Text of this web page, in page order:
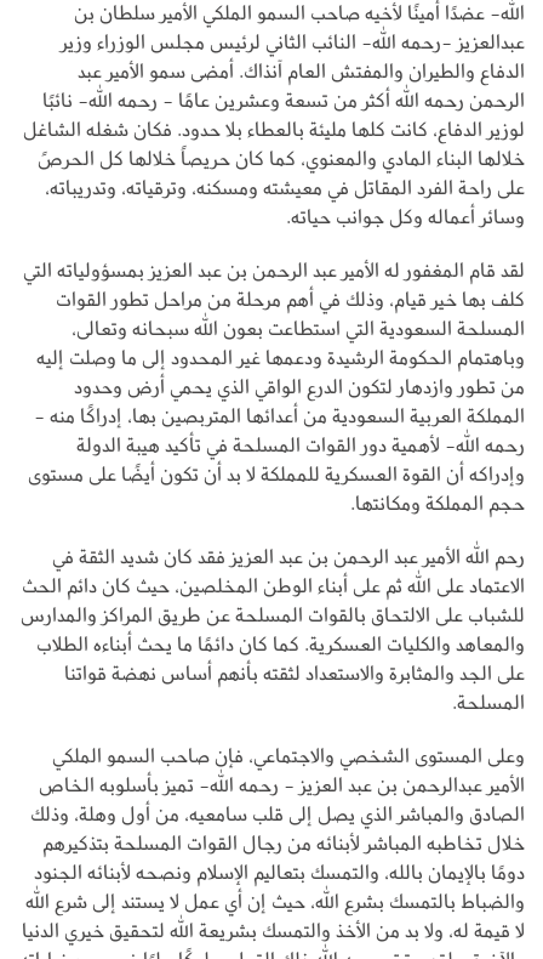
الله- عضدًا أمينًا لأخيه صاحب السمو الملكي الأمير سلطان بن
عبدالعزيز -رحمه الله- النائب الثاني لرئيس مجلس الوزراء وزير
الدفاع والطيران والمفتش العام آنذاك. أمضى سمو الأمير عبد
الرحمن رحمه الله أكثر من تسعة وعشرين عامًا - رحمه الله- نائبًا
لوزير الدفاع، كانت كلها مليئة بالعطاء بلا حدود. فكان شغله الشاغل
خلالها البناء المادي والمعنوي، كما كان حريصاً خلالها كل الحرصً
على راحة الفرد المقاتل في معيشته ومسكنه، وترقياته، وتدريباته،
وسائر أعماله وكل جوانب حياته.
لقد قام المغفور له الأمير عبد الرحمن بن عبد العزيز بمسؤولياته التي
كلف بها خير قيام، وذلك في أهم مرحلة من مراحل تطور القوات
المسلحة السعودية التي استطاعت بعون الله سبحانه وتعالى،
وباهتمام الحكومة الرشيدة ودعمها غير المحدود إلى ما وصلت إليه
من تطور وازدهار لتكون الدرع الواقي الذي يحمي أرض وحدود
المملكة العربية السعودية من أعدائها المتربصين بها، إدراكًا منه -
رحمه الله- لأهمية دور القوات المسلحة في تأكيد هيبة الدولة
وإدراكه أن القوة العسكرية للمملكة لا بد أن تكون أيضًا على مستوى
حجم المملكة ومكانتها.
رحم الله الأمير عبد الرحمن بن عبد العزيز فقد كان شديد الثقة في
الاعتماد على الله ثم على أبناء الوطن المخلصين، حيث كان دائم الحث
للشباب على الالتحاق بالقوات المسلحة عن طريق المراكز والمدارس
والمعاهد والكليات العسكرية. كما كان دائمًا ما يحث أبناءه الطلاب
على الجد والمثابرة والاستعداد لثقته بأنهم أساس نهضة قواتنا
المسلحة.
وعلى المستوى الشخصي والاجتماعي، فإن صاحب السمو الملكي
الأمير عبدالرحمن بن عبد العزيز - رحمه الله- تميز بأسلوبه الخاص
الصادق والمباشر الذي يصل إلى قلب سامعيه، من أول وهلة، وذلك
خلال تخاطبه المباشر لأبنائه من رجال القوات المسلحة بتذكيرهم
دومًا بالإيمان بالله، والتمسك بتعاليم الإسلام ونصحه لأبنائه الجنود
والضباط بالتمسك بشرع الله، حيث إن أي عمل لا يستند إلى شرع الله
لا قيمة له، ولا بد من الأخذ والتمسك بشريعة الله لتحقيق خيري الدنيا